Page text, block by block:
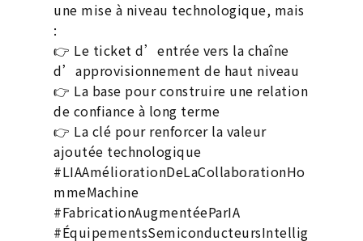
une mise à niveau technologique, mais
:
👉 Le ticket d’entrée vers la chaîne
d’approvisionnement de haut niveau
👉 La base pour construire une relation
de confiance à long terme
👉 La clé pour renforcer la valeur
ajoutée technologique
#LIAAméliorationDeLaCollaborationHo
mmeMachine
#FabricationAugmentéeParIA
#ÉquipementsSemiconducteursIntellig